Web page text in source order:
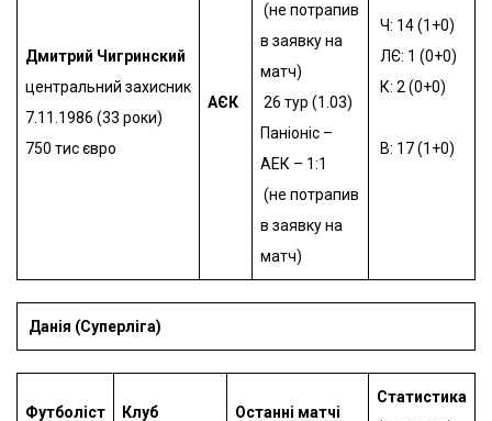
Дмитрий Чигринский
центральний захисник
7.11.1986 (33 роки)
750 тис євро
АЄК
(не потрапив
в заявку на
матч)
26 тур (1.03)
Паніоніс –
АЕК – 1:1
(не потрапив
в заявку на
матч)
Ч: 14 (1+0)
ЛЄ: 1 (0+0)
К: 2 (0+0)
В: 17 (1+0)
Данія (Суперліга)
Футболіст Клуб Останні матчі
Статистика